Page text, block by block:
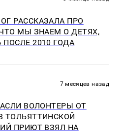
РАССКАЗАЛА ПРО
МЫ ЗНАЕМ О ДЕТЯХ,
2010 ГОДА
7 месяцев назад
ВОЛОНТЕРЫ ОТ
ТОЛЬЯТТИНСКОЙ
ПРИЮТ ВЗЯЛ НА